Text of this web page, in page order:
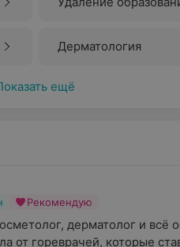
Дерматология
ещё
Рекомендую
дерматолог и всё
от гореврачей, которые